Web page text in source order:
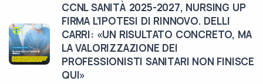
CCNL SANITÀ 2025-2027, NURSING UP
FIRMA L’IPOTESI DI RINNOVO. DELLI
CARRI: «UN RISULTATO CONCRETO, MA
LA VALORIZZAZIONE DEI
PROFESSIONISTI SANITARI NON FINISCE
QUI»